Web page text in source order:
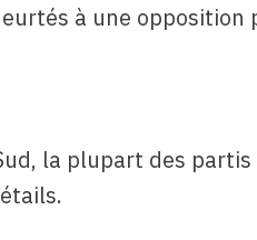
à une
la plupart des